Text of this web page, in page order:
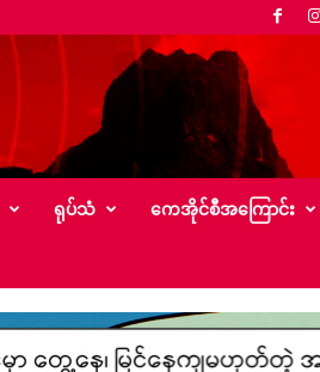
ရုပ်သံ ‌ကေအိုင်စီအ‌ကြောင်း